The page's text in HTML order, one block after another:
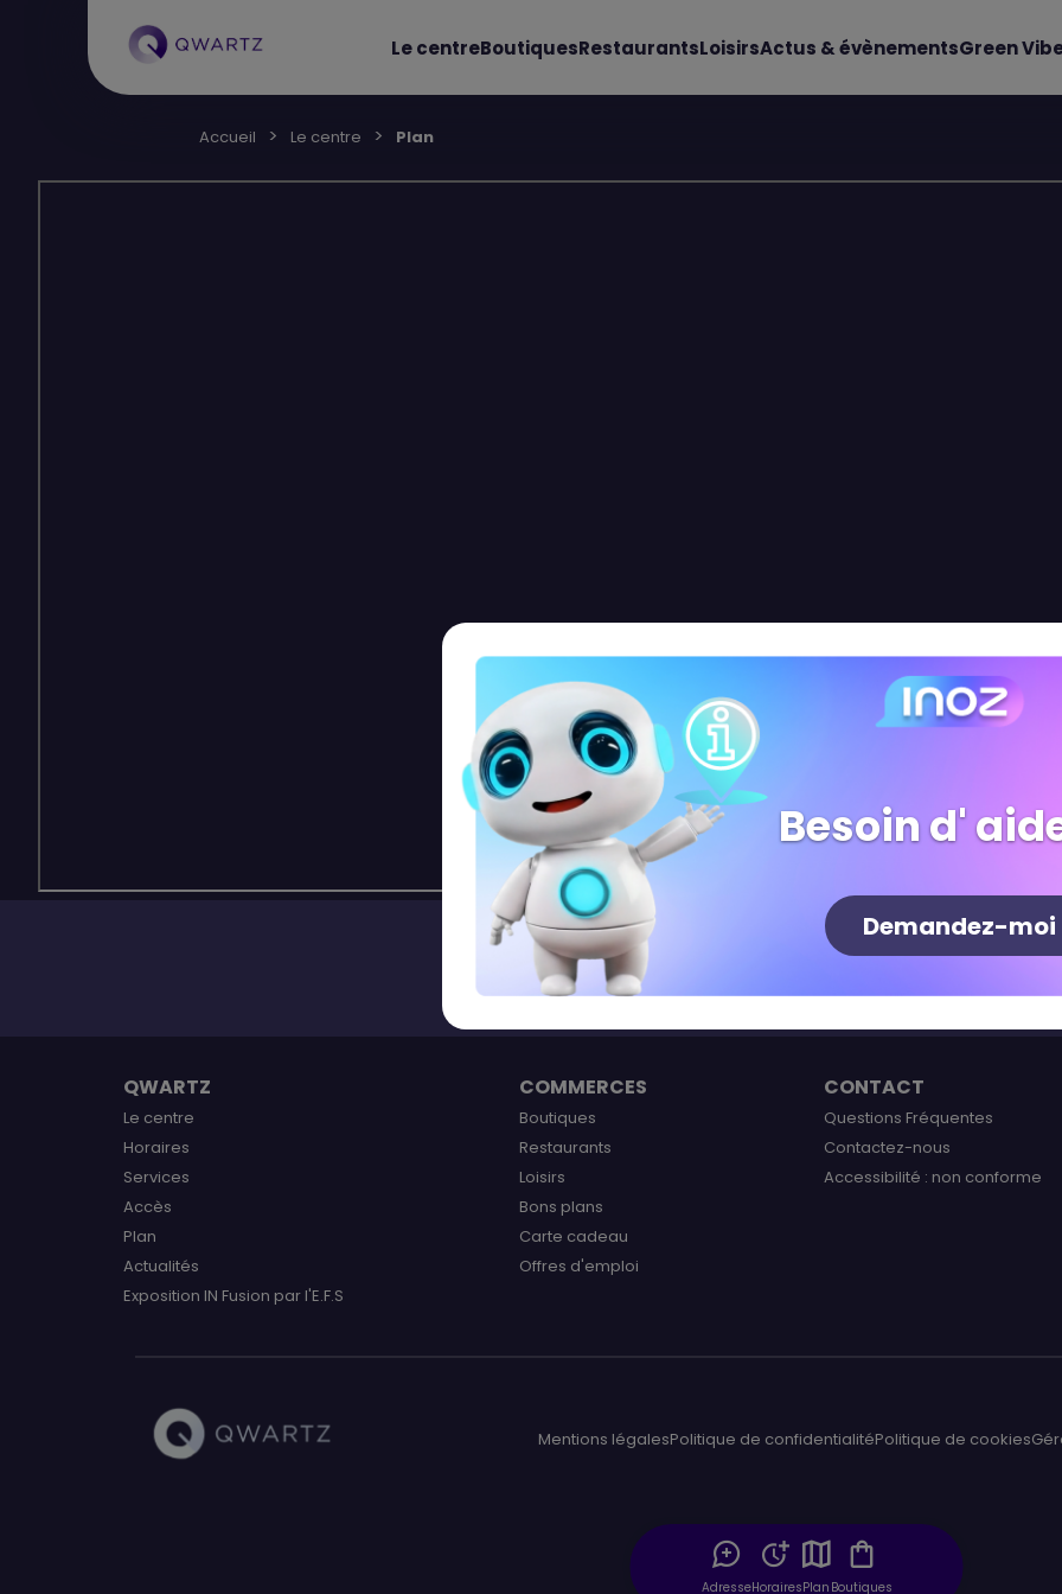
Le centreBoutiquesRestaurantsLoisirsActus & évènementsGreen
AdresseHorairesPlan Boutiques
Accueil Le centre Plan
Newsletter
QWARTZ
Le centre
Horaires
Services
Accès
Plan
Actualités
Exposition IN Fusion par l'E.F.S
COMMERCES
Boutiques
Restaurants
Loisirs
Bons plans
Carte cadeau
Offres d'emploi
CONTACT
Questions Fréquentes
Contactez-nous
Accessibilité : non conforme
Mentions légalesPolitique de confidentialitéPolitique de cookies
Besoin d'
Demandez-moi